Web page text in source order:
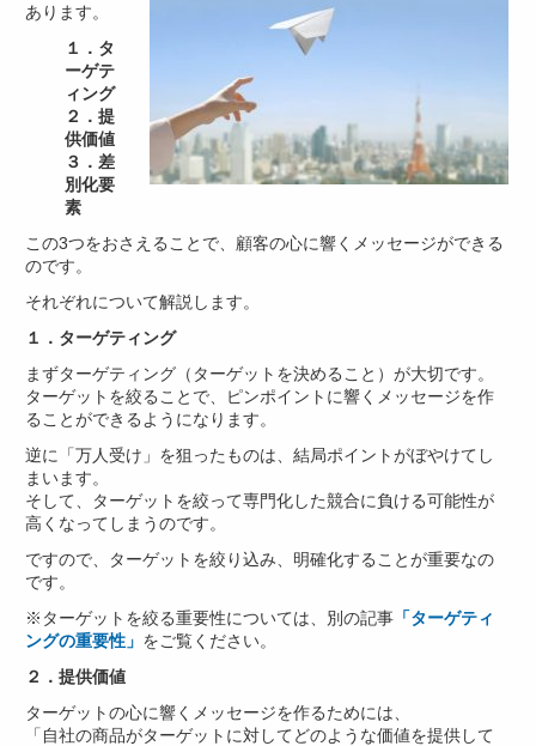
あります。
１．タ
ーゲテ
ィング
２．提
供価値
３．差
別化要
素
この3つをおさえることで、顧客の心に響くメッセージができる
のです。
それぞれについて解説します。
１．ターゲティング
まずターゲティング（ターゲットを決めること）が大切です。
ターゲットを絞ることで、ピンポイントに響くメッセージを作
ることができるようになります。
逆に「万人受け」を狙ったものは、結局ポイントがぼやけてし
まいます。
そして、ターゲットを絞って専門化した競合に負ける可能性が
高くなってしまうのです。
ですので、ターゲットを絞り込み、明確化することが重要なの
です。
※ターゲットを絞る重要性については、別の記事 「ターゲティ
ングの重要性」 をご覧ください。
２．提供価値
ターゲットの心に響くメッセージを作るためには、
「自社の商品がターゲットに対してどのような価値を提供して